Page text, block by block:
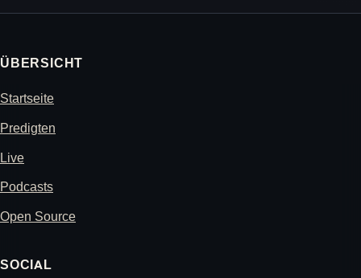
ÜBERSICHT
Startseite
Predigten
Live
Podcasts
Open Source
SOCIAL